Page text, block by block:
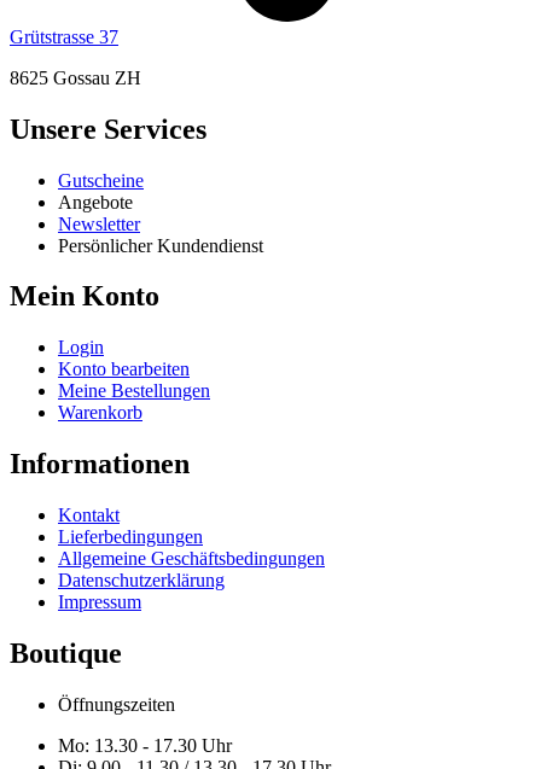
Grütstrasse 37
8625 Gossau ZH
Unsere Services
Gutscheine
Angebote
Newsletter
Persönlicher Kundendienst
Mein Konto
Login
Konto bearbeiten
Meine Bestellungen
Warenkorb
Informationen
Kontakt
Lieferbedingungen
Allgemeine Geschäftsbedingungen
Datenschutzerklärung
Impressum
Boutique
Öffnungszeiten
Mo: 13.30 - 17.30 Uhr